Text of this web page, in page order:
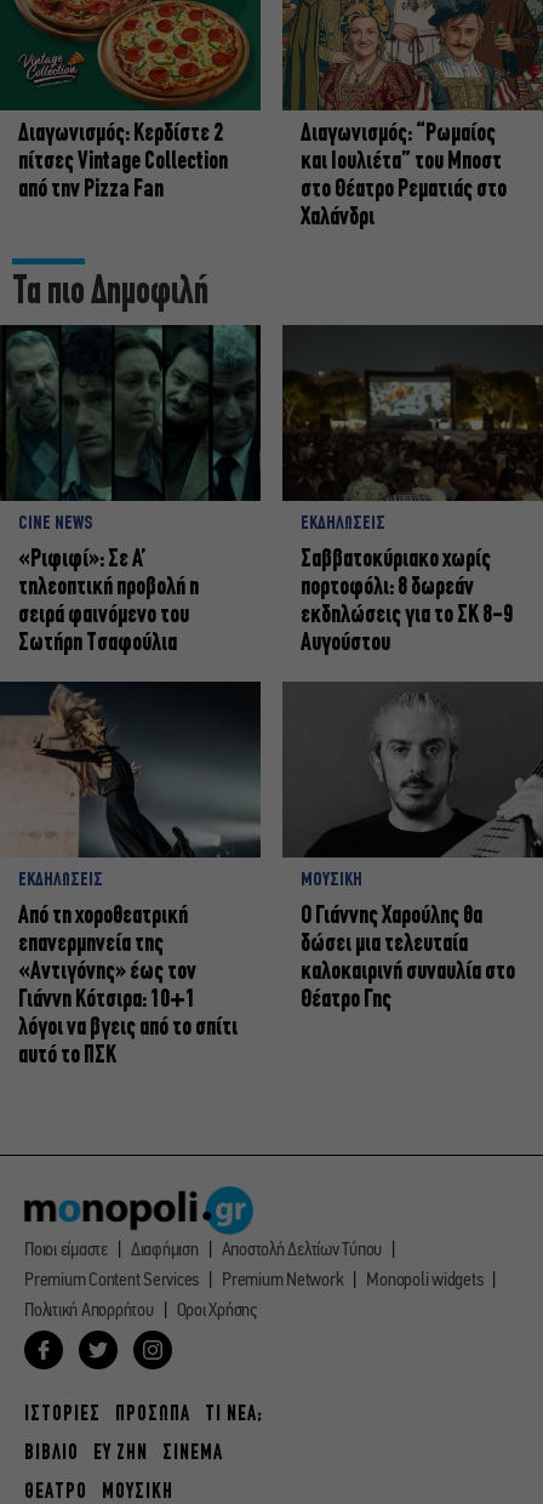
Διαγωνισμός: Κερδίστε 2
πίτσες Vintage Collection
από την Pizza Fan
Διαγωνισμός: “Ρωμαίος
και Ιουλιέτα” του Μποστ
στο Θέατρο Ρεματιάς στο
Χαλάνδρι
Τα πιο Δημοφιλή
CINE NEWS
«Ριφιφί»: Σε Α’
τηλεοπτική προβολή η
σειρά φαινόμενο του
Σωτήρη Τσαφούλια
ΕΚΔΗΛΩΣΕΙΣ
Σαββατοκύριακο χωρίς
πορτοφόλι: 8 δωρεάν
εκδηλώσεις για το ΣΚ 8-9
Αυγούστου
ΕΚΔΗΛΩΣΕΙΣ
Από τη χοροθεατρική
επανερμηνεία της
«Αντιγόνης» έως τον
Γιάννη Κότσιρα: 10+1
λόγοι να βγεις από το σπίτι
αυτό το ΠΣΚ
ΜΟΥΣΙΚΗ
Ο Γιάννης Χαρούλης θα
δώσει μια τελευταία
καλοκαιρινή συναυλία στο
Θέατρο Γης
Ποιοι είμαστε Διαφήμιση
Αποστολή Δελτίων Τύπου
Premium Content Services
Premium Network
Monopoli widgets
Πολιτική Απορρήτου
Οροι Χρήσης
ΙΣΤΟΡΙΕΣ ΠΡΟΣΩΠΑ
ΤΙ ΝΕΑ;
ΒΙΒΛΙΟ
ΕΥ ΖΗΝ
ΣΙΝΕΜΑ
ΘΕΑΤΡΟ
ΜΟΥΣΙΚΗ